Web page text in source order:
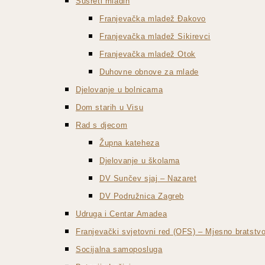
Franjevačka mladež Đakovo
Franjevačka mladež Sikirevci
Franjevačka mladež Otok
Duhovne obnove za mlade
Djelovanje u bolnicama
Dom starih u Visu
Rad s djecom
Župna kateheza
Djelovanje u školama
DV Sunčev sjaj – Nazaret
DV Podružnica Zagreb
Udruga i Centar Amadea
Franjevački svjetovni red (OFS) – Mjesno
Socijalna samoposluga